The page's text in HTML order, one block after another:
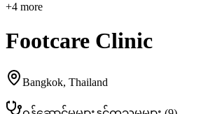
+4 more
Footcare Clinic
Bangkok, Thailand